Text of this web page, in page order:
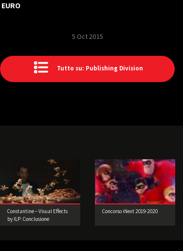
EURO
5 Oct 2015
Tutto su: Publishing Division
Constantine – Visual Effects
by ILP: Conclusione
Concorso iNext 2019-2020